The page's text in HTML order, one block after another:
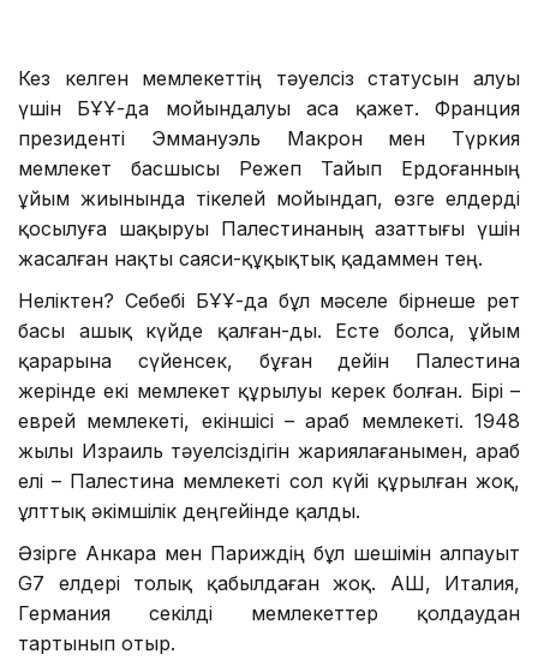
Кез келген мемлекеттің тәуелсіз статусын алуы
үшін БҰҰ-да мойындалуы аса қажет. Франция
президенті Эммануэль Макрон мен Түркия
мемлекет басшысы Режеп Тайып Ердоғанның
ұйым жиынында тікелей мойындап, өзге елдерді
қосылуға шақыруы Палестинаның азаттығы үшін
жасалған нақты саяси-құқықтық қадаммен тең.
Неліктен? Себебі БҰҰ-да бұл мәселе бірнеше рет
басы ашық күйде қалған-ды. Есте болса, ұйым
қарарына сүйенсек, бұған дейін Палестина
жерінде екі мемлекет құрылуы керек болған. Бірі –
еврей мемлекеті, екіншісі – араб мемлекеті. 1948
жылы Израиль тәуелсіздігін жариялағанымен, араб
елі – Палестина мемлекеті сол күйі құрылған жоқ,
ұлттық әкімшілік деңгейінде қалды.
Әзірге Анкара мен Париждің бұл шешімін алпауыт
G7 елдері толық қабылдаған жоқ. АҚШ, Италия,
Германия секілді мемлекеттер қолдаудан
тартынып отыр.